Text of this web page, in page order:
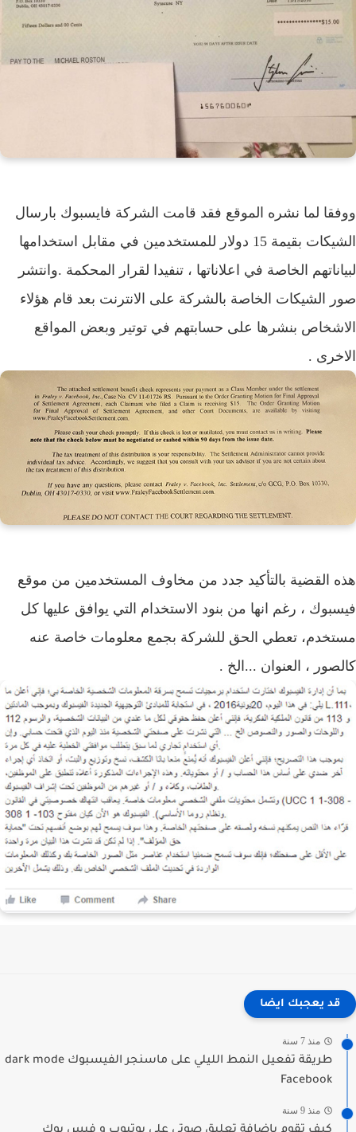
لما نشره الموقع فقد قامت الشركة فايسبوك بارسال
الشيكات بقيمة 15 دولار للمستخدمين في مقابل استخدامها
الخاصة في اعلاناتها ، تنفيدا لقرار المحكمة .وانتشر
الشيكات الخاصة بالشركة على الانترنت بعد قام هؤلاء
بنشرها على حسابتهم في توتير وبعض المواقع
.
القضية بالتأكيد جدد من مخاوف المستخدمين من موقع
، رغم انها من بنود الاستخدام التي يوافق عليها كل
تعطي الحق للشركة بجمع معلومات خاصة عنه
، العنوان ...الخ .
قد يعجبك ايضا
منذ 7 سنة
طريقة تفعيل النمط الليلي على ماسنجر الفيسبوك dark mode
Facebook
منذ 9 سنة